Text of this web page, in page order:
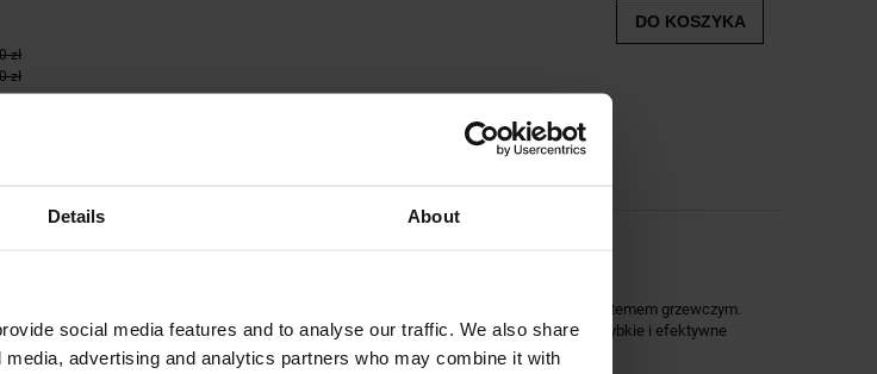
Details About
social media features and to analyse our traffic. We also share
advertising and analytics partners who may combine it with
zł
zł
DO KOSZYKA
MicaWhite 2000W
to nowoczesne urządzenie z zaawansowanym systemem grzewczym.
Mica łączy konwekcyjne ogrzewanie z promieniowaniem podczerwonym, zapewniając szybkie i efektywne
Idealny do domów, biur, garaży czy altanek.